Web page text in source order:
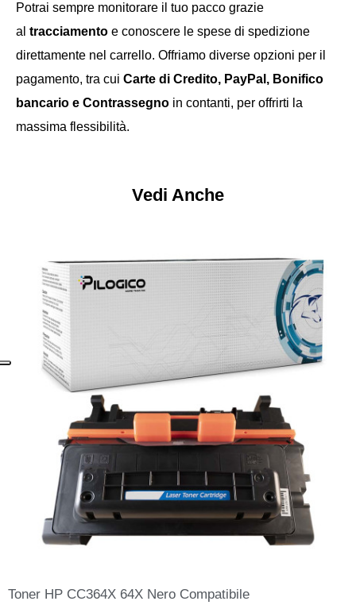
Potrai sempre monitorare il tuo pacco grazie
al tracciamento e conoscere le spese di spedizione
direttamente nel carrello. Offriamo diverse opzioni per il
pagamento, tra cui Carte di Credito, PayPal, Bonifico
bancario e Contrassegno in contanti, per offrirti la
massima flessibilità.
Vedi Anche
QUICK VIEW
Toner HP CC364X 64X Nero Compatibile